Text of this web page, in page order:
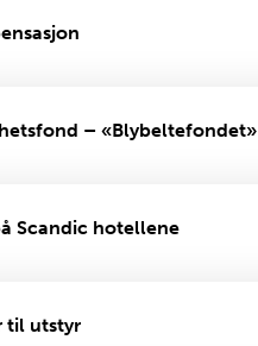
– «Blybeltefondet»
Scandic hotellene
til utstyr